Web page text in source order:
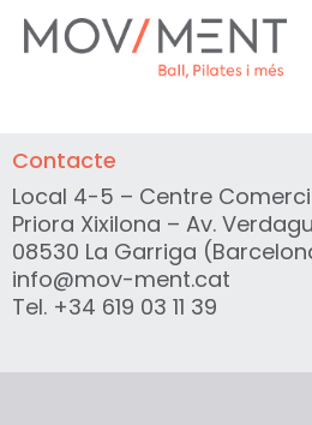
Contacte
Local 4-5 – Centre
Priora Xixilona – Av.
08530 La Garriga
info@mov-ment.cat
Tel. +34 619 03 11 39